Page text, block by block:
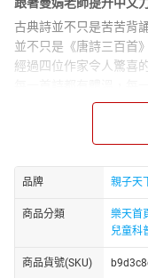
古典詩並不只是苦苦背
並不只是《唐詩三百首
經過四位作家令人驚喜
一段穿越千年時空的患
英雄覺得自己真倒楣
擊中頭部，這時怪事發
沙漠……
茫茫風沙中，英雄遇
因為結伴同行發展出一
為「邊邊」的客舍，而
奇遇究竟會如何發展下
品牌 親子天
商品分類 樂天首
兒童科
商品貨號(SKU)